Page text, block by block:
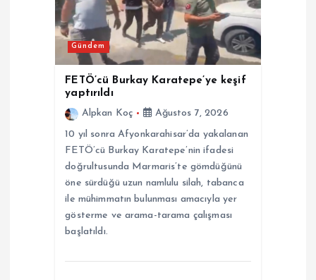
Gündem
FETÖ’cü Burkay Karatepe’ye keşif
yaptırıldı
Alpkan Koç
Ağustos 7, 2026
10 yıl sonra Afyonkarahisar’da yakalanan
FETÖ’cü Burkay Karatepe’nin ifadesi
doğrultusunda Marmaris’te gömdüğünü
öne sürdüğü uzun namlulu silah, tabanca
ile mühimmatın bulunması amacıyla yer
gösterme ve arama-tarama çalışması
başlatıldı.